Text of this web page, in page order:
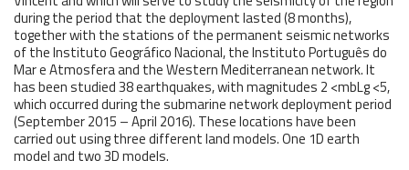
during the period that the deployment lasted (8 months),
together with the stations of the permanent seismic networks
of the Instituto Geográfico Nacional, the Instituto Português do
Mar e Atmosfera and the Western Mediterranean network. It
has been studied 38 earthquakes, with magnitudes 2 <mbLg <5,
which occurred during the submarine network deployment period
(September 2015 – April 2016). These locations have been
carried out using three different land models. One 1D earth
model and two 3D models.